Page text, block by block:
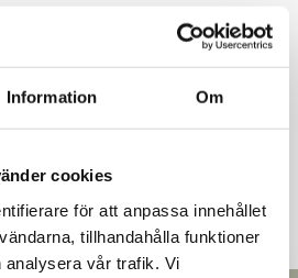
Information Om
cookies
för att anpassa innehållet
tillhandahålla funktioner
vår trafik. Vi
även på